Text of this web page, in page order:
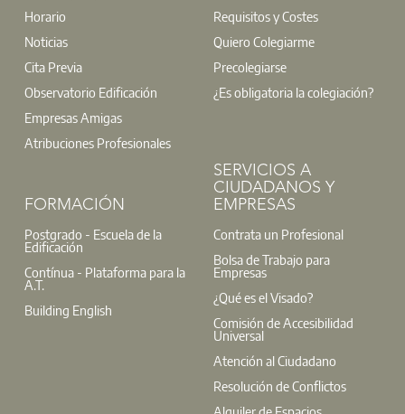
Horario
Noticias
Cita Previa
Observatorio Edificación
Empresas Amigas
Atribuciones Profesionales
Requisitos y Costes
Quiero Colegiarme
Precolegiarse
¿Es obligatoria la colegiación?
FORMACIÓN
Postgrado - Escuela de la
Edificación
Contínua - Plataforma para la
A.T.
Building English
SERVICIOS A
CIUDADANOS Y
EMPRESAS
Contrata un Profesional
Bolsa de Trabajo para
Empresas
¿Qué es el Visado?
Comisión de Accesibilidad
Universal
Atención al Ciudadano
Resolución de Conflictos